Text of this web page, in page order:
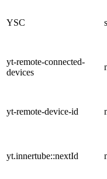
YSC
yt-remote-connected-
devices
yt-remote-device-id
yt.innertube::nextId